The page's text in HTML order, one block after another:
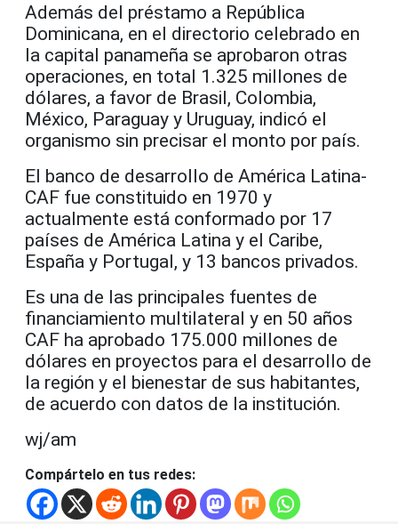
Además del préstamo a República
Dominicana, en el directorio celebrado en
la capital panameña se aprobaron otras
operaciones, en total 1.325 millones de
dólares, a favor de Brasil, Colombia,
México, Paraguay y Uruguay, indicó el
organismo sin precisar el monto por país.
El banco de desarrollo de América Latina-
CAF fue constituido en 1970 y
actualmente está conformado por 17
países de América Latina y el Caribe,
España y Portugal, y 13 bancos privados.
Es una de las principales fuentes de
financiamiento multilateral y en 50 años
CAF ha aprobado 175.000 millones de
dólares en proyectos para el desarrollo de
la región y el bienestar de sus habitantes,
de acuerdo con datos de la institución.
wj/am
Compártelo en tus redes: